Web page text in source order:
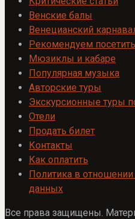
Венские балы
Венецианский
Рекомендуем посетить
Мюзиклы и кабаре
Популярная музыка
Авторские туры
Экскурсионные туры
Отели
Продать билет
Контакты
Как оплатить
Политика в
данных
Все права защищены.